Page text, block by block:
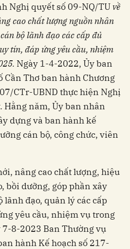
Nghị quyết số 09-NQ/TUvề
cao chất lượng nguồn nhân
bộ lãnh đạo các cấp đủ
tín, đáp ứng yêu cầu, nhiệm
Ngày 1-4-2022, Ủy ban
Cần Thơ ban hành Chương
CTr-UBND thực hiện Nghị
Hằng năm, Ủy ban nhân
dựng và ban hành kế
cán bộ, công chức, viên
nâng cao chất lượng, hiệu
bồi dưỡng, góp phần xây
lãnh đạo, quản lý các cấp
yêu cầu, nhiệm vụ trong
8-2023 Ban Thường vụ
hành Kế hoạch số 217-